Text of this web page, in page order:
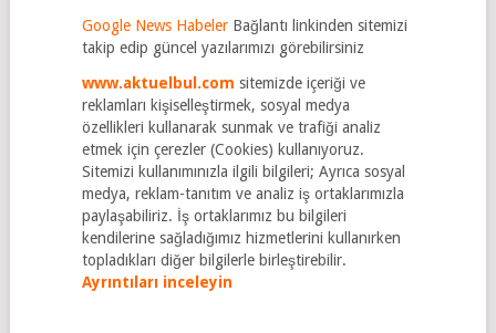
Google News Habeler Bağlantı linkinden sitemizi
takip edip güncel yazılarımızı görebilirsiniz
www.aktuelbul.com sitemizde içeriği ve
reklamları kişiselleştirmek, sosyal medya
özellikleri kullanarak sunmak ve trafiği analiz
etmek için çerezler (Cookies) kullanıyoruz.
Sitemizi kullanımınızla ilgili bilgileri; Ayrıca sosyal
medya, reklam-tanıtım ve analiz iş ortaklarımızla
paylaşabiliriz. İş ortaklarımız bu bilgileri
kendilerine sağladığımız hizmetlerini kullanırken
topladıkları diğer bilgilerle birleştirebilir.
Ayrıntıları inceleyin